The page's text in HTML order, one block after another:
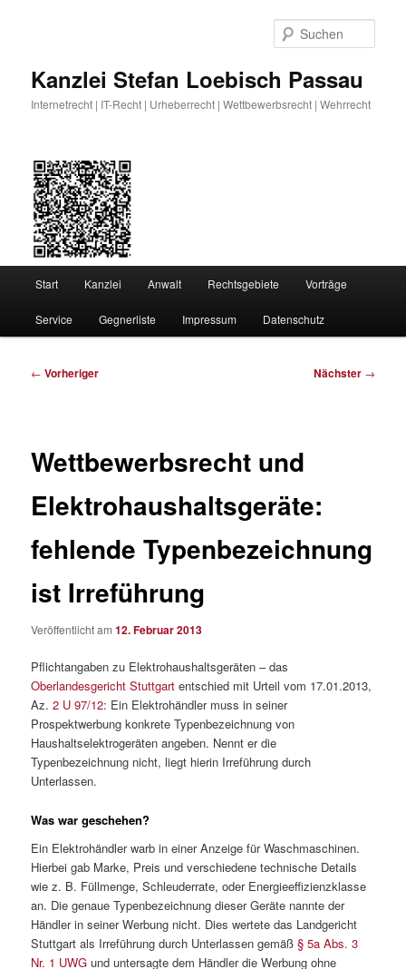
Kanzlei Stefan Loebisch Passau
Internetrecht | IT-Recht | Urheberrecht | Wettbewerbsrecht | Wehrrecht
Start Kanzlei Anwalt Rechtsgebiete Vorträge
Service Gegnerliste Impressum Datenschutz
Beitragsnavigation
← Vorheriger Nächster →
Wettbewerbsrecht und
Elektrohaushaltsgeräte:
fehlende Typenbezeichnung
ist Irreführung
Veröffentlicht am12. Februar 2013
Pflichtangaben zu Elektrohaushaltsgeräten – das
Oberlandesgericht Stuttgart entschied mit Urteil vom 17.01.2013,
Az.2 U 97/12: Ein Elektrohändler muss in seiner
Prospektwerbung konkrete Typenbezeichnung von
Haushaltselektrogeräten angeben. Nennt er die
Typenbezeichnung nicht, liegt hierin Irreführung durch
Unterlassen.
Was war geschehen?
Ein Elektrohändler warb in einer Anzeige für Waschmaschinen.
Hierbei gab Marke, Preis und verschiedene technische Details
wie z. B. Füllmenge, Schleuderrate, oder Energieeffizienzklasse
an. Die genaue Typenbezeichnung dieser Geräte nannte der
Händler in seiner Werbung nicht. Dies wertete das Landgericht
Stuttgart als Irreführung durch Unterlassen gemäß§ 5a Abs. 3
Nr. 1 UWG und untersagte dem Händler die Werbung ohne